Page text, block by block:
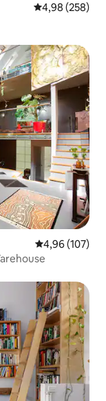
4,98 av 5 i
4,98 (258)
4,96 av 5 i
4,96 (107)